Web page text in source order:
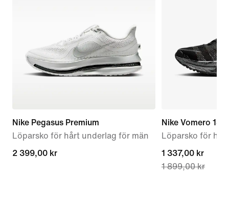
Nike Pegasus Premium
Löparsko för hårt underlag för män
2 399,00 kr
2 399,00 kr
Nike Vomero 18
Löparsko för
current
price
1 337,00 kr
1 899,00 kr